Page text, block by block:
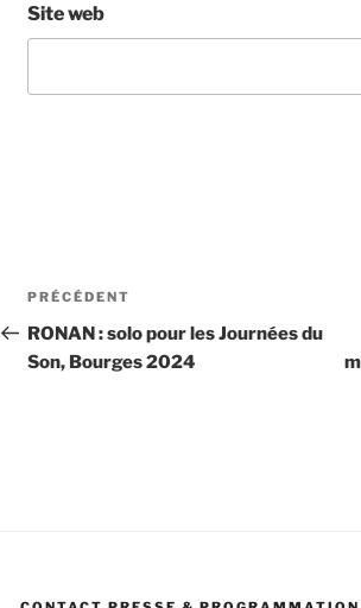
Site web
Navigation
de
l’article
Article
précédent
PRÉCÉDENT
RONAN : solo pour les Journées du
Son, Bourges 2024